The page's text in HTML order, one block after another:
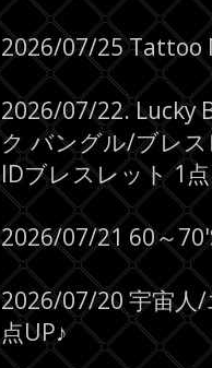
2026/07/25 Tattoo
2026/07/22. Lucky
ク バングル/ブレス
IDブレスレット 1
2026/07/21 60～
2026/07/20 宇宙人
点UP♪